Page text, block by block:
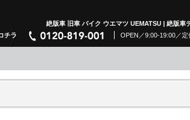
絶版車 旧車 バイク ウエマツ UEMATSU | 絶版車
チラ
OPEN／9:00-19:00／